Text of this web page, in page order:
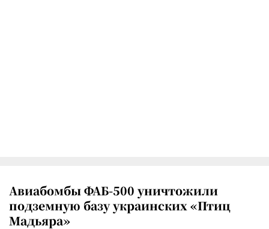
Авиабомбы ФАБ-500 уничтожили
подземную базу украинских «Птиц
Мадьяра»